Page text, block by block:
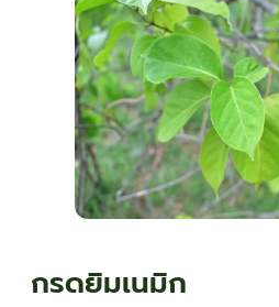
กรดยิมเนมิก